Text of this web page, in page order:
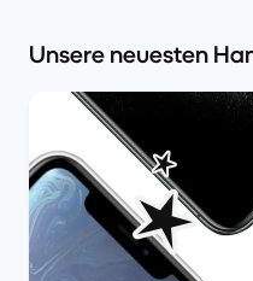
Unsere neuesten